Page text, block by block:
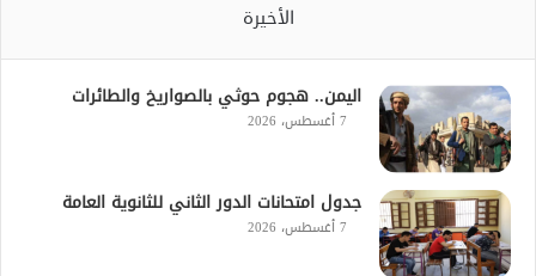
الأخيرة
اليمن.. هجوم حوثي بالصواريخ والطائرات
7 أغسطس، 2026
جدول امتحانات الدور الثاني للثانوية العامة
7 أغسطس، 2026